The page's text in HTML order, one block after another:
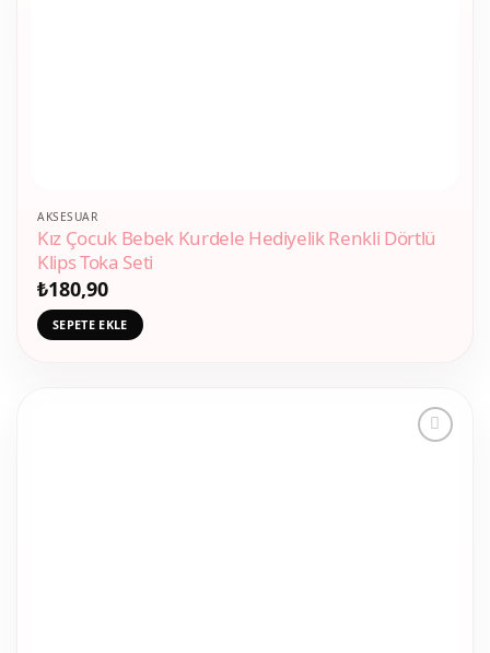
AKSESUAR
Kız Çocuk Bebek Kurdele Hediyelik Renkli Dörtlü
Klips Toka Seti
₺180,90
SEPETE EKLE